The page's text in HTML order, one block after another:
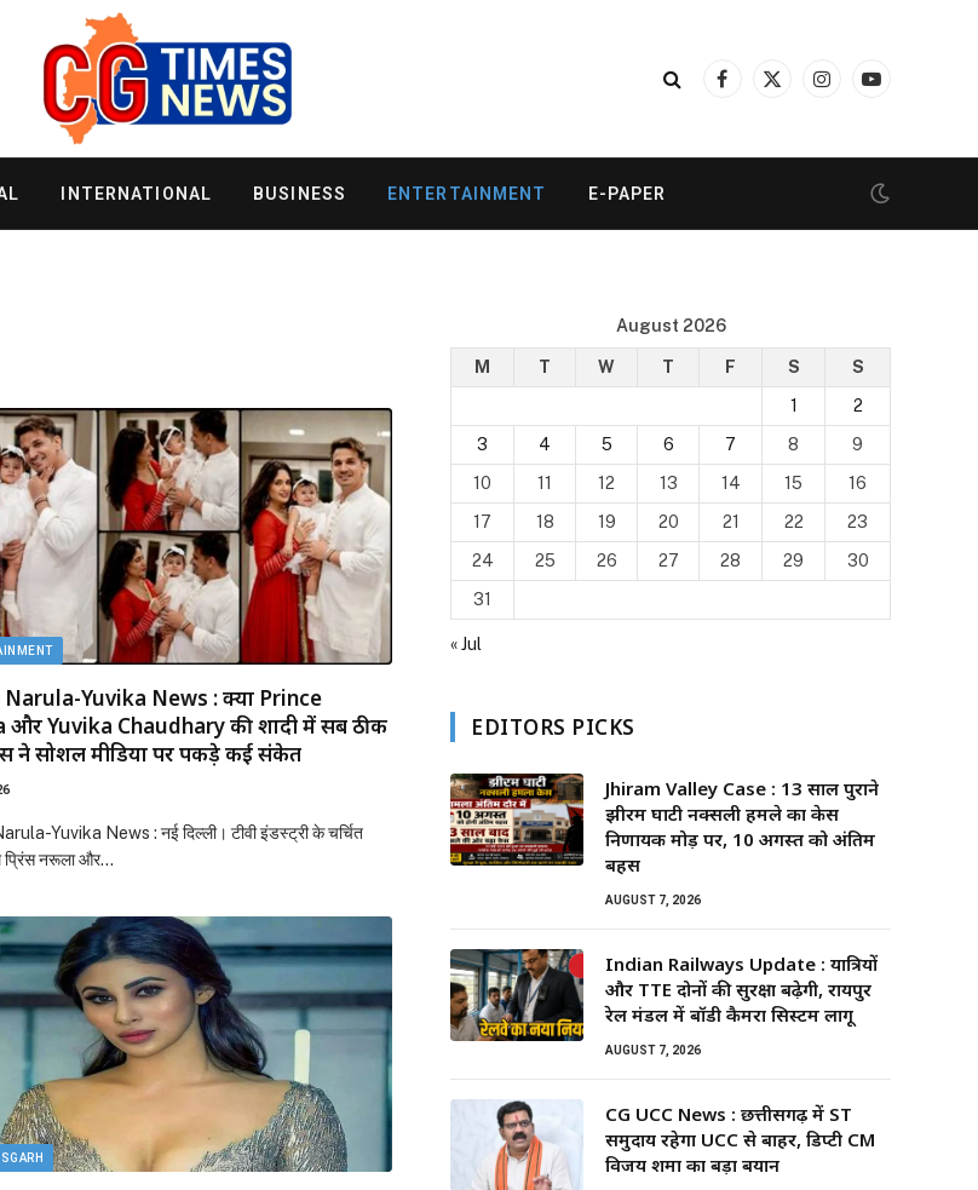
Facebook
X
InstagramYouTube
INTERNATIONAL BUSINESS ENTERTAINMENT E-PAPER
Narula-Yuvika News : क्या Prince
और Yuvika Chaudhary की शादी में सब ठीक
ने सोशल मीडिया पर पकड़े कई संकेत
Yuvika News : नई दिल्ली। टीवी इंडस्ट्री के चर्चित
प्रिंस नरूला और…
August 2026
M T W T F S
S
1
2
3
4 5 6 7 8
9
10
11 12 13 14 15
16
17
18 19 20 21 22
23
24
25 26 27 28 29
30
31
« Jul
EDITORS PICKS
Jhiram Valley Case : 13 साल पुराने
झीरम घाटी नक्सली हमले का केस
निर्णायक मोड़ पर, 10 अगस्त को अंतिम
बहस
AUGUST 7, 2026
Indian Railways Update : यात्रियों
और TTE दोनों की सुरक्षा बढ़ेगी, रायपुर
रेल मंडल में बॉडी कैमरा सिस्टम लागू
AUGUST 7, 2026
CG UCC News : छत्तीसगढ़ में ST
समुदाय रहेगा UCC से बाहर, डिप्टी CM
विजय शर्मा का बड़ा बयान